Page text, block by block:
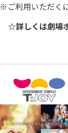
利用いただくに
☆詳しくは劇場